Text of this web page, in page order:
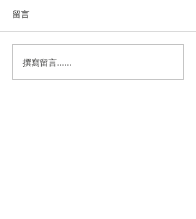
留言
撰寫留言......